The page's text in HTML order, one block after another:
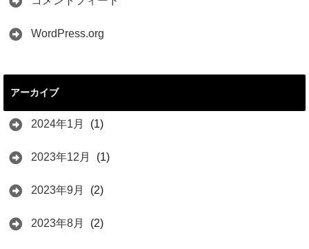
WordPress.org
アーカイブ
2024年1月 (1)
2023年12月 (1)
2023年9月 (2)
2023年8月 (2)